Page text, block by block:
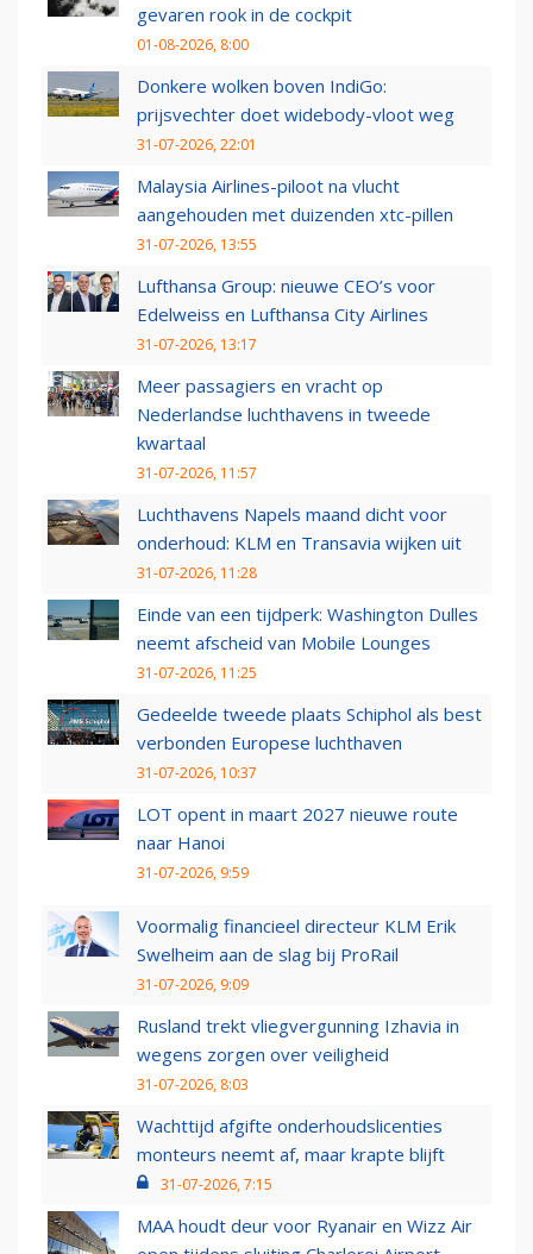
gevaren rook in de cockpit
01-08-2026, 8:00
Donkere wolken boven IndiGo:
prijsvechter doet widebody-vloot weg
31-07-2026, 22:01
Malaysia Airlines-piloot na vlucht
aangehouden met duizenden xtc-pillen
31-07-2026, 13:55
Lufthansa Group: nieuwe CEO’s voor
Edelweiss en Lufthansa City Airlines
31-07-2026, 13:17
Meer passagiers en vracht op
Nederlandse luchthavens in tweede
kwartaal
31-07-2026, 11:57
Luchthavens Napels maand dicht voor
onderhoud: KLM en Transavia wijken uit
31-07-2026, 11:28
Einde van een tijdperk: Washington Dulles
neemt afscheid van Mobile Lounges
31-07-2026, 11:25
Gedeelde tweede plaats Schiphol als best
verbonden Europese luchthaven
31-07-2026, 10:37
LOT opent in maart 2027 nieuwe route
naar Hanoi
31-07-2026, 9:59
Voormalig financieel directeur KLM Erik
Swelheim aan de slag bij ProRail
31-07-2026, 9:09
Rusland trekt vliegvergunning Izhavia in
wegens zorgen over veiligheid
31-07-2026, 8:03
Wachttijd afgifte onderhoudslicenties
monteurs neemt af, maar krapte blijft
31-07-2026, 7:15
MAA houdt deur voor Ryanair en Wizz Air